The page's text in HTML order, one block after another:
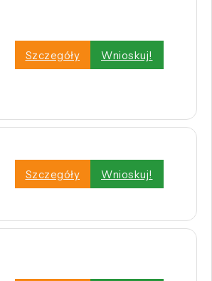
Szczegóły Wnioskuj!
Szczegóły Wnioskuj!